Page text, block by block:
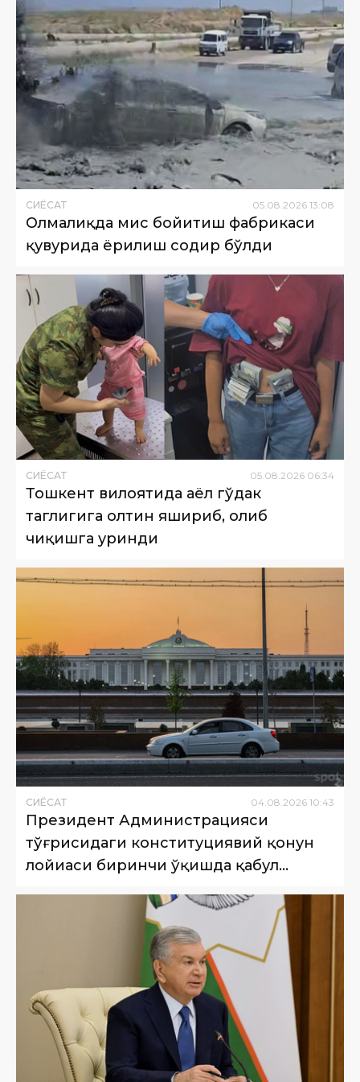
СИËСАТ 05.08.2026 13:08
Олмалиқда мис бойитиш фабрикаси
қувурида ёрилиш содир бўлди
СИËСАТ 05 08 2026 06:34
Тошкент вилоятида аёл гўдак
таглигига олтин яшириб, олиб
чиқишга уринди
СИËСАТ 04 08 2026 10:43
Президент Администрацияси
тўғрисидаги конституциявий қонун
лойиҳаси биринчи ўқишда қабул